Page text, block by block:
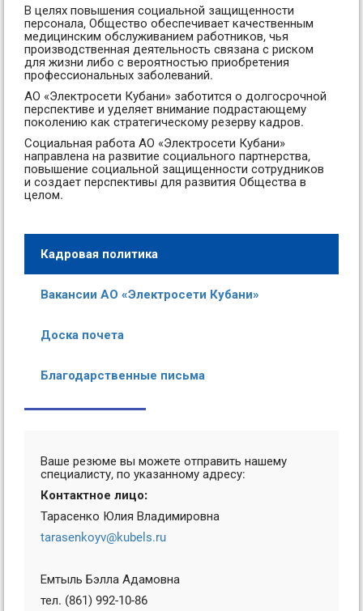
В целях повышения социальной защищенности
персонала, Общество обеспечивает качественным
медицинским обслуживанием работников, чья
производственная деятельность связана с риском
для жизни либо с вероятностью приобретения
профессиональных заболеваний.
АО «Электросети Кубани» заботится о долгосрочной
перспективе и уделяет внимание подрастающему
поколению как стратегическому резерву кадров.
Социальная работа АО «Электросети Кубани»
направлена на развитие социального партнерства,
повышение социальной защищенности сотрудников
и создает перспективы для развития Общества в
целом.
Кадровая политика
Вакансии АО «Электросети Кубани»
Доска почета
Благодарственные письма
Ваше резюме вы можете отправить нашему
специалисту, по указанному адресу:
Контактное лицо:
Тарасенко Юлия Владимировна
tarasenkoyv@kubels.ru
Емтыль Бэлла Адамовна
тел. (861) 992-10-86